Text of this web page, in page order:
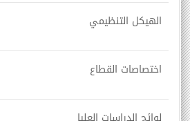
الهيكل التنظيمي
اختصاصات القطاع